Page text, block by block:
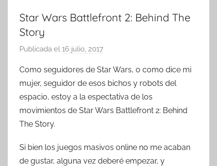
Star Wars Battlefront 2: Behind The
Story
Publicada el 16 julio, 2017
r
T
r
e
o
m
Como seguidores de Star Wars, o como dice mi
mujer, seguidor de esos bichos y robots del
espacio, estoy a la espectativa de los
movimientos de Star Wars Battlefront 2: Behind
The Story.
Si bien los juegos masivos online no me acaban
de gustar, alguna vez deberé empezar, y